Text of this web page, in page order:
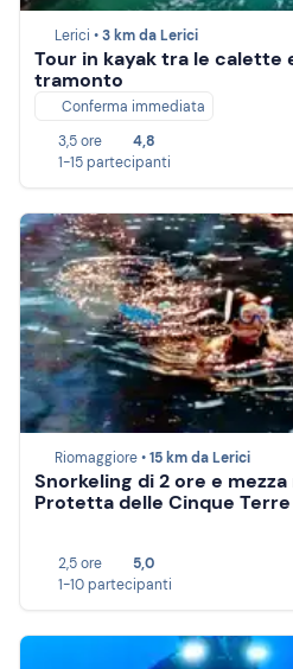
Lerici •3 km da Lerici
Tour in kayak tra le calette
tramonto
Conferma immediata
3,5 ore
4,8
1-15 partecipanti
Riomaggiore •15 km da Lerici
Snorkeling di 2 ore e mezza
Protetta delle Cinque Terre
2,5 ore
5,0
1-10 partecipanti